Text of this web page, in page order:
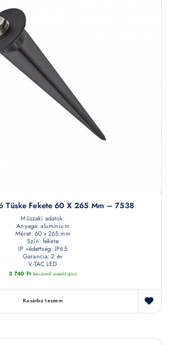
Tüske Fekete 60 X 265 Mm – 7538
Műszaki adatok:
Anyaga: alumínium
Méret: 60 x 265 mm
Szín: fekete
IP védettség: IP65
Garancia: 2 év
V-TAC LED
3 740 Ft (készletről érdeklődjön)
Kosárba teszem